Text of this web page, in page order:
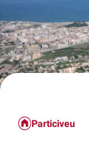
Particiveu